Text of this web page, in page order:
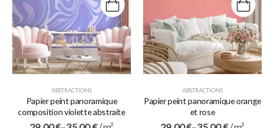
ABSTRACTIONS
Papier peint panoramique
composition violette abstraite
ABSTRACTIONS
Papier peint panoramique orange
et rose